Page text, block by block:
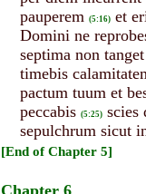
pauperem (5:16) et
Domini ne
septima non
timebis
pactum tuum et
peccabis (5:25) scies
sepulchrum sicut
[End of Chapter 5]